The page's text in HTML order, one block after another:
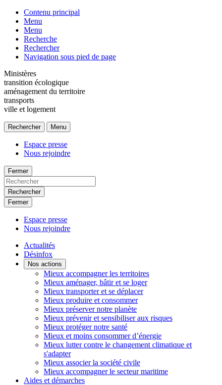
Contenu principal
Menu
Menu
Recherche
Rechercher
Navigation sous pied de page
Ministères
transition écologique
aménagement du territoire
transports
ville et logement
Rechercher Menu
Espace presse
Nous rejoindre
Fermer
Rechercher
Fermer
Espace presse
Nous rejoindre
Actualités
Désinfox
Nos actions
Mieux accompagner les territoires
Mieux aménager, bâtir et se loger
Mieux transporter et se déplacer
Mieux produire et consommer
Mieux préserver notre planète
Mieux prévenir et sensibiliser aux risques
Mieux protéger notre santé
Mieux et moins consommer d’énergie
Mieux lutter contre le changement climatique et
s'adapter
Mieux associer la société civile
Mieux accompagner le secteur maritime
Aides et démarches